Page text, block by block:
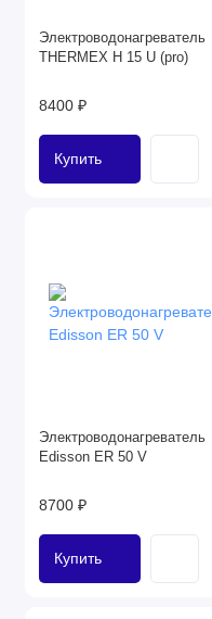
Электроводонагреватель
THERMEX H 15 U (pro)
8400 ₽
Купить
Электроводонагреватель
Edisson ER 50 V
8700 ₽
Купить